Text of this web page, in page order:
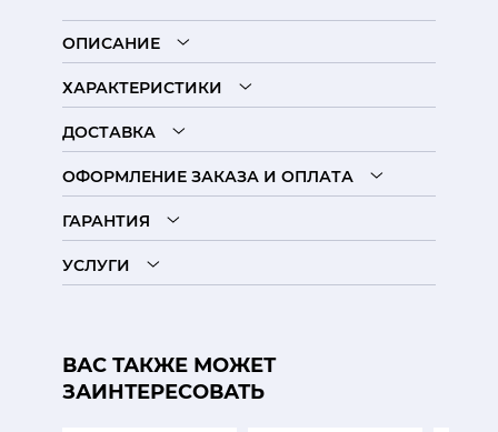
ОПИСАНИЕ
ХАРАКТЕРИСТИКИ
ДОСТАВКА
ОФОРМЛЕНИЕ ЗАКАЗА И ОПЛАТА
ГАРАНТИЯ
УСЛУГИ
ВАС ТАКЖЕ МОЖЕТ
ЗАИНТЕРЕСОВАТЬ